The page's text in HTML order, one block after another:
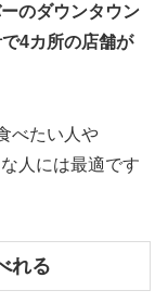
のダウンタウン
4カ所の店舗が
べたい人や
人には最適です
れる